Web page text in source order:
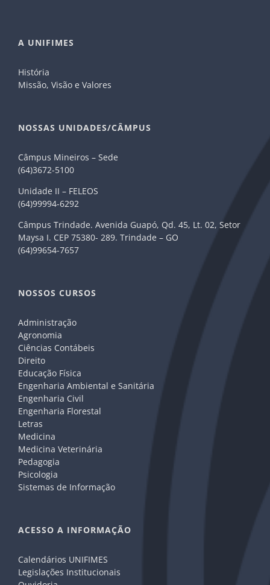
A UNIFIMES
História
Missão, Visão e Valores
NOSSAS UNIDADES/CÂMPUS
Câmpus Mineiros – Sede
(64)3672-5100
Unidade II – FELEOS
(64)99994-6292
Câmpus Trindade. Avenida Guapó, Qd. 45, Lt. 02, Setor
Maysa I. CEP 75380- 289. Trindade – GO
(64)99654-7657
NOSSOS CURSOS
Administração
Agronomia
Ciências Contábeis
Direito
Educação Física
Engenharia Ambiental e Sanitária
Engenharia Civil
Engenharia Florestal
Letras
Medicina
Medicina Veterinária
Pedagogia
Psicologia
Sistemas de Informação
ACESSO A INFORMAÇÃO
Calendários UNIFIMES
Legislações Institucionais